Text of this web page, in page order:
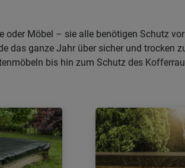
oder Möbel – sie alle benötigen Schutz
das ganze Jahr über sicher und trocken
bis hin zum Schutz des